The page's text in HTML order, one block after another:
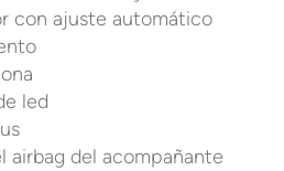
con ajuste automático
led
airbag del acompañante